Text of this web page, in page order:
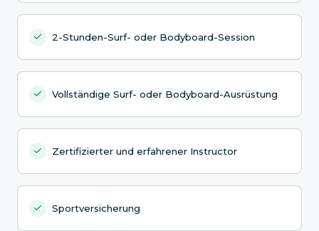
2-Stunden-Surf- oder Bodyboard-Session
Vollständige Surf- oder Bodyboard-Ausrüstung
Zertifizierter und erfahrener Instructor
Sportversicherung